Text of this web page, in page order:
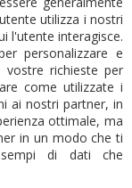
utilizza i nostri
l'utente interagisce.
personalizzare e
richieste per
come utilizzate i
ai nostri partner, in
ottimale, ma
in un modo che ti
di dati che